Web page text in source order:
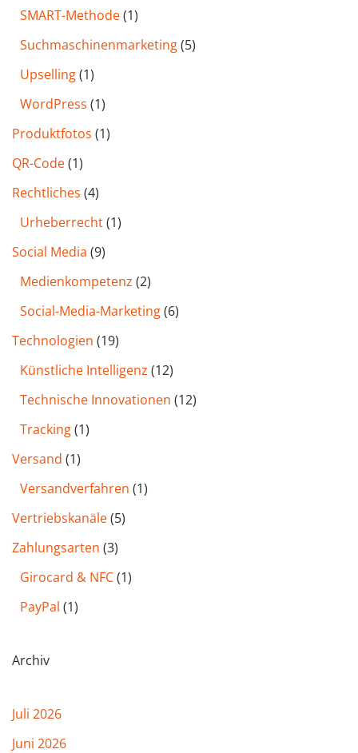
SMART-Methode(1)
Such­maschinen­marketing(5)
Upselling(1)
WordPress (1)
Produktfotos (1)
QR-Code(1)
Rechtliches (4)
Urheberrecht(1)
Social Media (9)
Medienkompetenz (2)
Social-Media-Marketing(6)
Technologien (19)
Künstliche Intelligenz (12)
Technische Innovationen (12)
Tracking(1)
Versand (1)
Versandverfahren (1)
Vertriebskanäle(5)
Zahlungsarten (3)
Girocard & NFC(1)
PayPal (1)
Archiv
Juli 2026
Juni 2026